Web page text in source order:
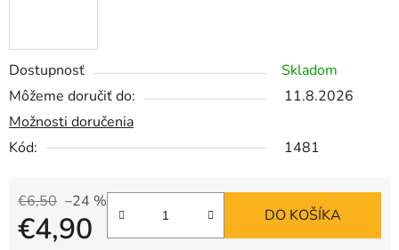
Dostupnosť
Skladom
Môžeme doručiť do:
11.8.2026
Možnosti doručenia
Kód:
1481
€6,50 –24 %
€4,90 DO KOŠÍKA